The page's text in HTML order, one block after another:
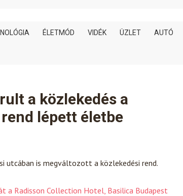
ÉLETMÓD VIDÉK ÜZLET AUTÓ
a közlekedés a
lépett életbe
is megváltozott a közlekedési rend.
Radisson Collection Hotel, Basilica Budapest